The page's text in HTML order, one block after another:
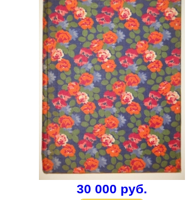
30 000 руб.